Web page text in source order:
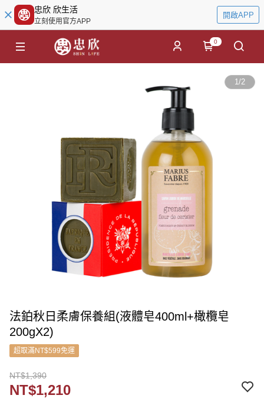
忠欣 欣生活
立刻使用官方APP
開啟APP
0
1/2
法鉑秋日柔膚保養組(液體皂400ml+橄欖皂
200gX2)
超取滿NT$599免運
NT$1,390
NT$1,210